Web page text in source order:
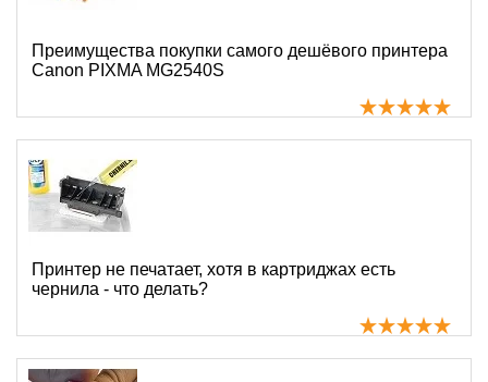
Преимущества покупки самого дешёвого принтера
Canon PIXMA MG2540S
Принтер не печатает, хотя в картриджах есть
чернила - что делать?